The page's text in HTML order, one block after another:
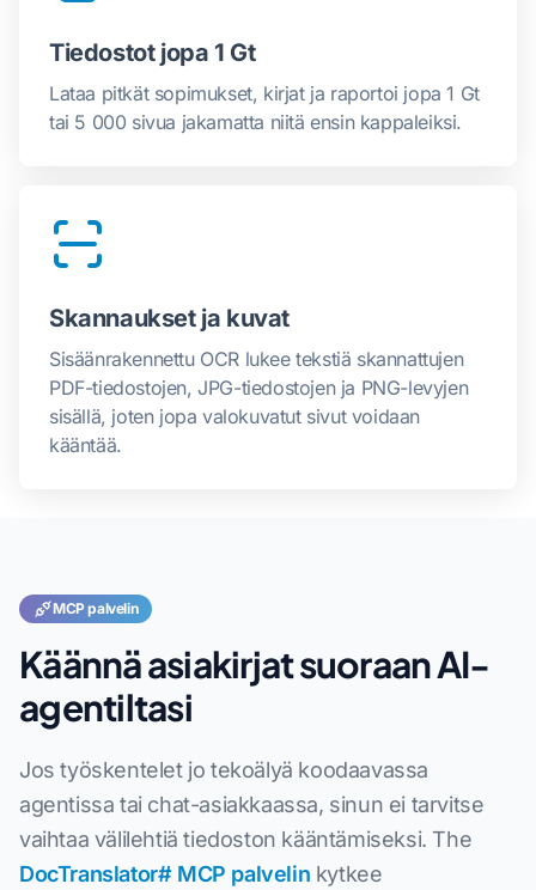
Tiedostot jopa 1 Gt
Lataa pitkät sopimukset, kirjat ja raportoi jopa 1 Gt
tai 5 000 sivua jakamatta niitä ensin kappaleiksi.
Skannaukset ja kuvat
Sisäänrakennettu OCR lukee tekstiä skannattujen
PDF-tiedostojen, JPG-tiedostojen ja PNG-levyjen
sisällä, joten jopa valokuvatut sivut voidaan
kääntää.
MCP palvelin
Käännä asiakirjat suoraan AI-
agentiltasi
Jos työskentelet jo tekoälyä koodaavassa
agentissa tai chat-asiakkaassa, sinun ei tarvitse
vaihtaa välilehtiä tiedoston kääntämiseksi. The
DocTranslator# MCP palvelin kytkee